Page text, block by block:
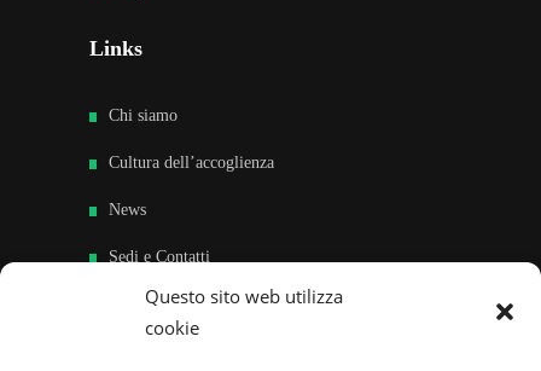
Questo sito web utilizza
cookie
Links
Chi siamo
Cultura dell’accoglienza
News
Sedi e Contatti
Sostieni